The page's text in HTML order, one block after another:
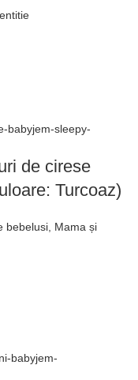
de cirese
Turcoaz)
bebelusi Mama și